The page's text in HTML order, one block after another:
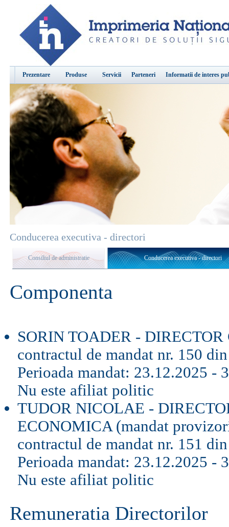
Prezentare Produse Servicii Parteneri Informatii de interes
Conducerea executiva - directori
Consiliul de administratie Conducerea executiva - directori
Componenta
SORIN TOADER -
contractul de mandat nr. 150
Perioada mandat: 23.12.2025 -
Nu este afiliat politic
TUDOR NICOLAE -
ECONOMICA (mandat
contractul de mandat nr. 151
Perioada mandat: 23.12.2025 -
Nu este afiliat politic
Remuneratia Directorilor